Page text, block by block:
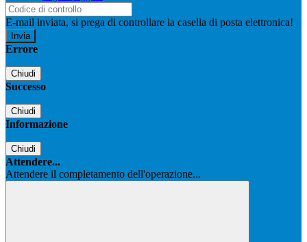
E-mail inviata, si prega di controllare la casella di posta elettronica!
Errore
Chiudi
Successo
Chiudi
Informazione
Chiudi
Attendere...
Attendere il completamento dell'operazione...